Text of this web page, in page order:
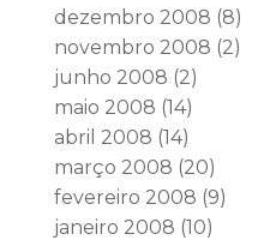
dezembro 2008 (8)
novembro 2008 (2)
junho 2008 (2)
maio 2008 (14)
abril 2008 (14)
março 2008 (20)
fevereiro 2008 (9)
janeiro 2008 (10)